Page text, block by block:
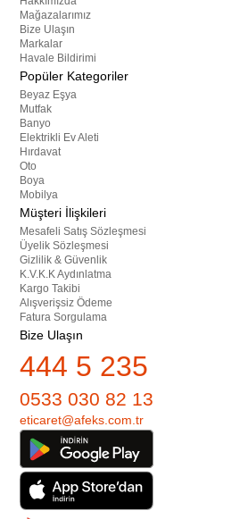
Mağazalarımız
Bize Ulaşın
Markalar
Havale Bildirimi
Popüler Kategoriler
Beyaz Eşya
Mutfak
Banyo
Elektrikli Ev Aleti
Hırdavat
Oto
Boya
Mobilya
Müşteri İlişkileri
Mesafeli Satış Sözleşmesi
Üyelik Sözleşmesi
Gizlilik & Güvenlik
K.V.K.K Aydınlatma
Kargo Takibi
Alışverişsiz Ödeme
Fatura Sorgulama
Bize Ulaşın
444 5 235
0533 030 82 13
eticaret@afeks.com.tr